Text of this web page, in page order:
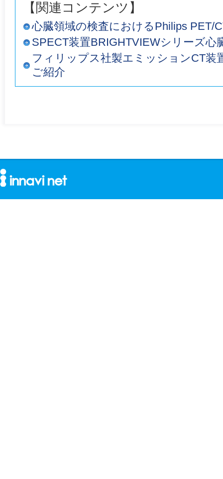
【関連コンテンツ】
心臓領域の検査におけるPhilips PET/
SPECT装置BRIGHTVIEWシリーズ心
フィリップス社製エミッションCT装
ご紹介